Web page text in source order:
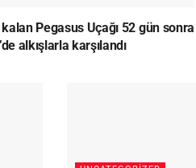
Pegasus Uçağı 52 gün sonra
alkışlarla karşılandı